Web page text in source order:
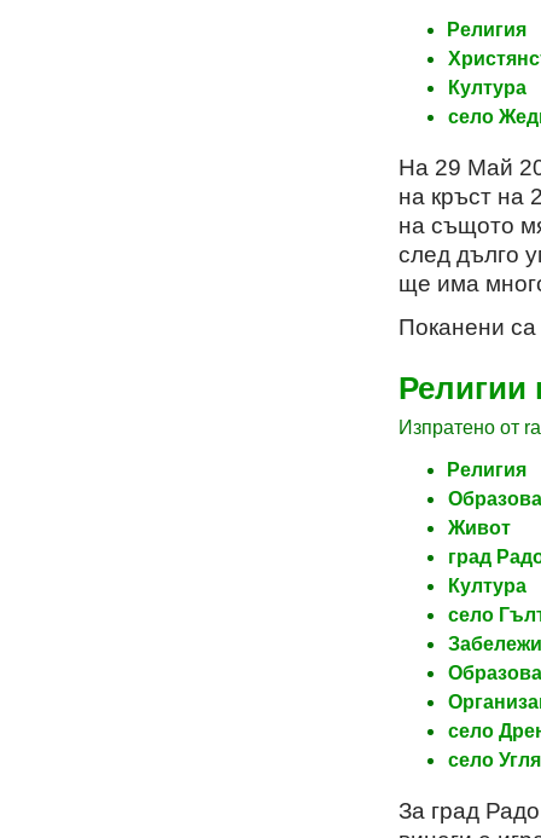
Религия
Култура
село
На 29 Май
на кръст на
на същото
след дълго
ще има
Поканени
Религии
Изпратено от
Религия
Живот
град
Култура
село
село
село
За град